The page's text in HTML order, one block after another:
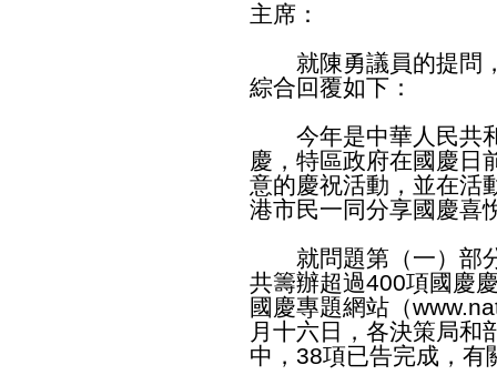
主席：
就陳勇議員的提問，
綜合回覆如下：
今年是中華人民共和
慶，特區政府在國慶日
意的慶祝活動，並在活
港市民一同分享國慶喜
就問題第（一）部分
共籌辦超過400項國慶
國慶專題網站（
月十六日，各決策局和
中，38項已告完成，有